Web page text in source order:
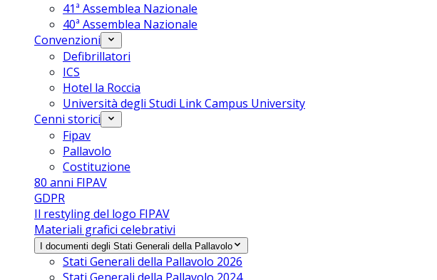
41ª Assemblea Nazionale
40ª Assemblea Nazionale
Convenzioni
Defibrillatori
ICS
Hotel la Roccia
Università degli Studi Link Campus University
Cenni storici
Fipav
Pallavolo
Costituzione
80 anni FIPAV
GDPR
Il restyling del logo FIPAV
Materiali grafici celebrativi
I documenti degli Stati Generali della Pallavolo
Stati Generali della Pallavolo 2026